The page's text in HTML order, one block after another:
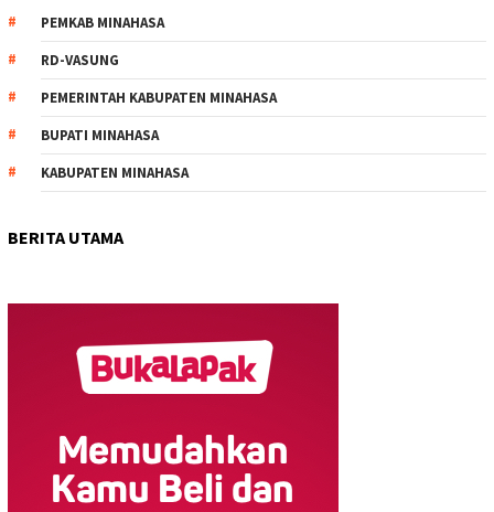
PEMKAB MINAHASA
RD-VASUNG
PEMERINTAH KABUPATEN MINAHASA
BUPATI MINAHASA
KABUPATEN MINAHASA
BERITA UTAMA